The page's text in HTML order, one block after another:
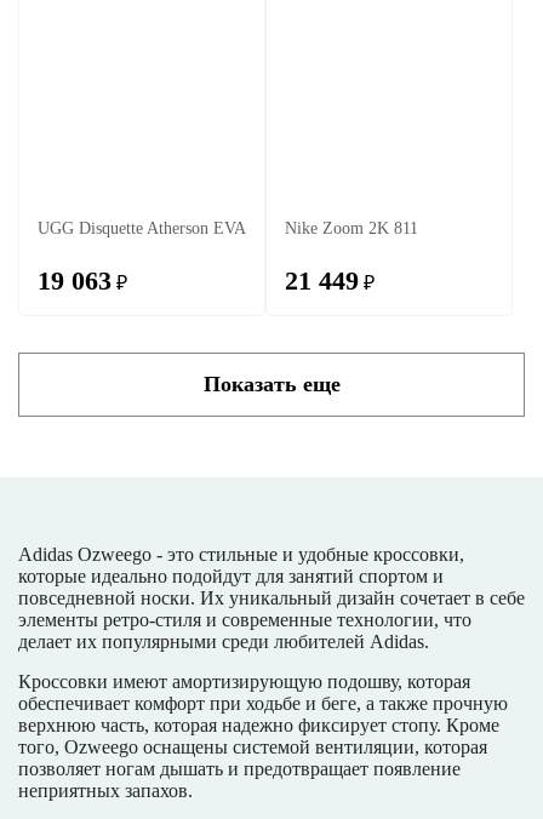
UGG Disquette Atherson EVA
19 063 ₽
Nike Zoom 2K 811
21 449 ₽
Показать еще
Adidas Ozweego - это стильные и удобные кроссовки,
которые идеально подойдут для занятий спортом и
повседневной носки. Их уникальный дизайн сочетает в себе
элементы ретро-стиля и современные технологии, что
делает их популярными среди любителей Adidas.
Кроссовки имеют амортизирующую подошву, которая
обеспечивает комфорт при ходьбе и беге, а также прочную
верхнюю часть, которая надежно фиксирует стопу. Кроме
того, Ozweego оснащены системой вентиляции, которая
позволяет ногам дышать и предотвращает появление
неприятных запахов.